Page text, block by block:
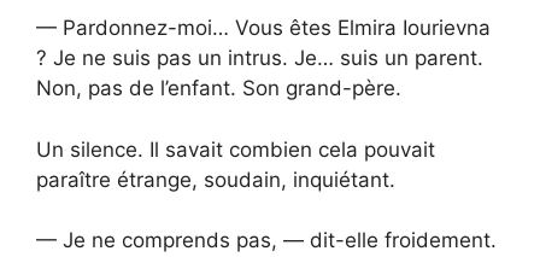
— Pardonnez-moi… Vous êtes Elmira Iourievna
? Je ne suis pas un intrus. Je… suis un parent.
Non, pas de l’enfant. Son grand-père.
Un silence. Il savait combien cela pouvait
paraître étrange, soudain, inquiétant.
— Je ne comprends pas, — dit-elle froidement.